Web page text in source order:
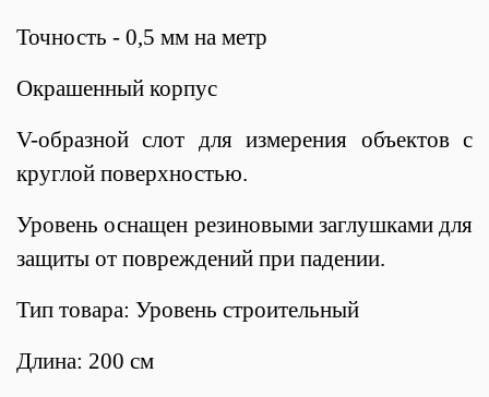
Точность - 0,5 мм на метр
Окрашенный корпус
V-образной слот для измерения объектов с
круглой поверхностью.
Уровень оснащен резиновыми заглушками для
защиты от повреждений при падении.
Тип товара: Уровень строительный
Длина: 200 см